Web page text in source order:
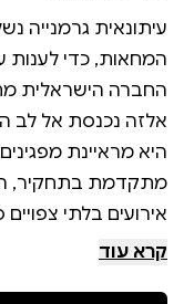
המחאות, כדי
אלזה נכנסת אל לב
היא מראיינת
אירועים בלתי
סיפור שאינו רק
קרא עוד